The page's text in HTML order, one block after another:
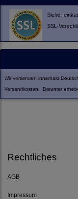
Sicher
SSL-
Wir versenden innerhalb
Versandkosten. Darunter
Rechtliches
AGB
Impressum